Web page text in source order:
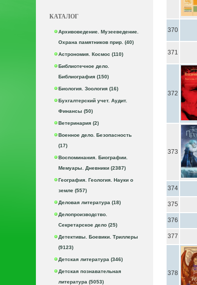
КАТАЛОГ
Архивоведение. Музееведение.
Охрана памятников прир. (40)
Астрономия. Космос (110)
Библиотечное дело.
Библиография (150)
Биология. Зоология (16)
Бухгалтерский учет. Аудит.
Финансы (50)
Ветеринария (2)
Военное дело. Безопасность
(17)
Воспоминания. Биографии.
Мемуары. Дневники (2387)
География. Геология. Науки о
земле (557)
Деловая литература (18)
Делопроизводство.
Секретарское дело (25)
Детективы. Боевики. Триллеры
(9123)
Детская литература (346)
Детская познавательная
литература (5053)
370
371
372
373
374
375
376
377
378